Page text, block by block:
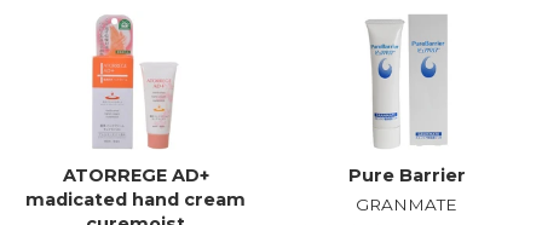
ATORREGE AD+
madicated hand cream
Pure Barrier
GRANMATE